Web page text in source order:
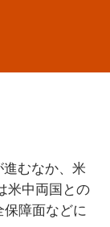
むなか、米
米中両国との
保障面などに